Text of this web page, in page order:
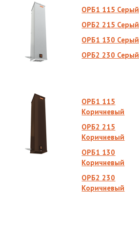
ОРБ1 115 Серый
ОРБ2 215 Серый
ОРБ1 130 Серый
ОРБ2 230 Серый
ОРБ1 115
Коричневый
ОРБ2 215
Коричневый
ОРБ1 130
Коричневый
ОРБ2 230
Коричневый